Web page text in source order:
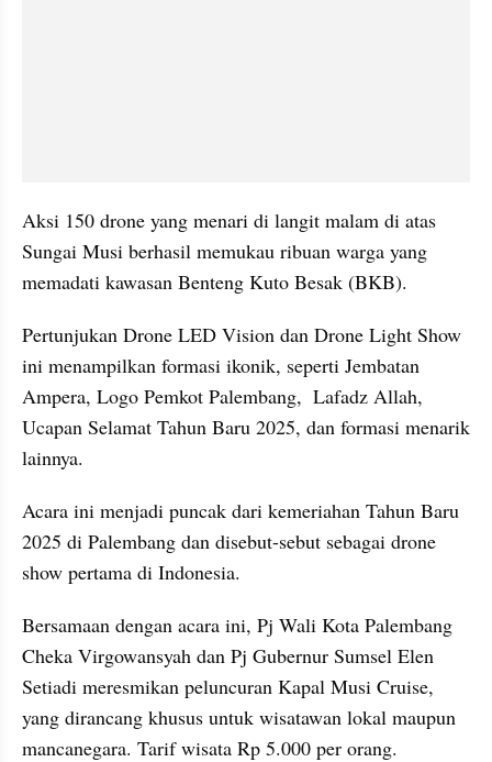
Aksi 150 drone yang menari di langit malam di atas
Sungai Musi berhasil memukau ribuan warga yang
memadati kawasan Benteng Kuto Besak (BKB).
Pertunjukan Drone LED Vision dan Drone Light Show
ini menampilkan formasi ikonik, seperti Jembatan
Ampera, Logo Pemkot Palembang,  Lafadz Allah,
Ucapan Selamat Tahun Baru 2025, dan formasi menarik
lainnya.
Acara ini menjadi puncak dari kemeriahan Tahun Baru
2025 di Palembang dan disebut-sebut sebagai drone
show pertama di Indonesia.
Bersamaan dengan acara ini, Pj Wali Kota Palembang
Cheka Virgowansyah dan Pj Gubernur Sumsel Elen
Setiadi meresmikan peluncuran Kapal Musi Cruise,
yang dirancang khusus untuk wisatawan lokal maupun
mancanegara. Tarif wisata Rp 5.000 per orang.